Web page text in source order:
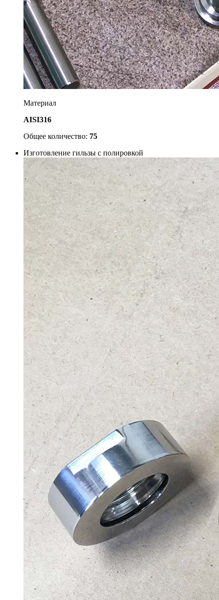
Материал
AISI316
Общее количество: 75
Изготовление гильзы с полировкой